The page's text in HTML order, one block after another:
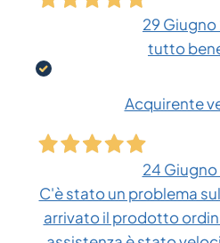
29
tutto
Acquirente
24
C'è stato un problema
arrivato il prodotto